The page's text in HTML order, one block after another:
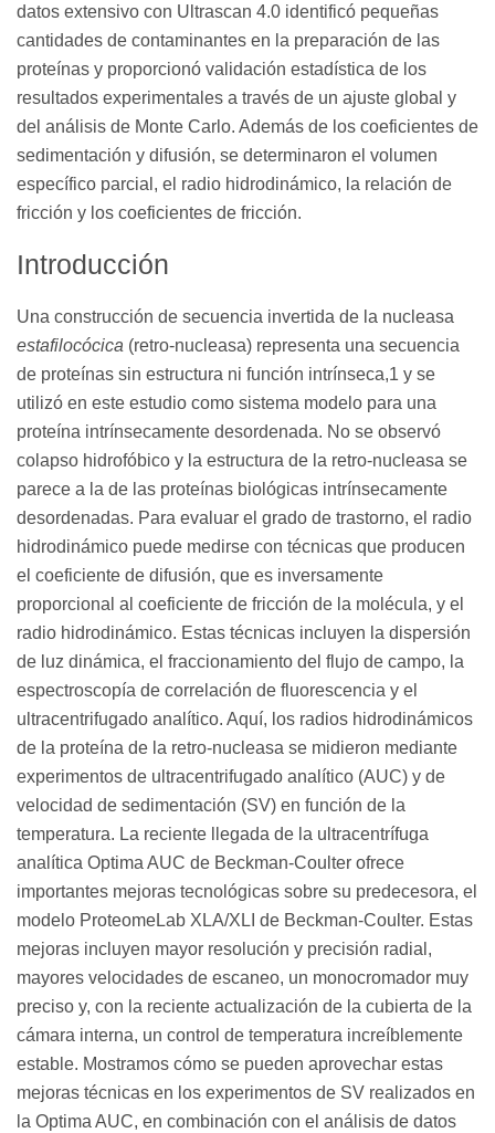
datos extensivo con Ultrascan 4.0 identificó pequeñas
cantidades de contaminantes en la preparación de las
proteínas y proporcionó validación estadística de los
resultados experimentales a través de un ajuste global y
del análisis de Monte Carlo. Además de los coeficientes de
sedimentación y difusión, se determinaron el volumen
específico parcial, el radio hidrodinámico, la relación de
fricción y los coeficientes de fricción.
Introducción
Una construcción de secuencia invertida de la nucleasa
estafilocócica (retro-nucleasa) representa una secuencia
de proteínas sin estructura ni función intrínseca,1 y se
utilizó en este estudio como sistema modelo para una
proteína intrínsecamente desordenada. No se observó
colapso hidrofóbico y la estructura de la retro-nucleasa se
parece a la de las proteínas biológicas intrínsecamente
desordenadas. Para evaluar el grado de trastorno, el radio
hidrodinámico puede medirse con técnicas que producen
el coeficiente de difusión, que es inversamente
proporcional al coeficiente de fricción de la molécula, y el
radio hidrodinámico. Estas técnicas incluyen la dispersión
de luz dinámica, el fraccionamiento del flujo de campo, la
espectroscopía de correlación de fluorescencia y el
ultracentrifugado analítico. Aquí, los radios hidrodinámicos
de la proteína de la retro-nucleasa se midieron mediante
experimentos de ultracentrifugado analítico (AUC) y de
velocidad de sedimentación (SV) en función de la
temperatura. La reciente llegada de la ultracentrífuga
analítica Optima AUC de Beckman-Coulter ofrece
importantes mejoras tecnológicas sobre su predecesora, el
modelo ProteomeLab XLA/XLI de Beckman-Coulter. Estas
mejoras incluyen mayor resolución y precisión radial,
mayores velocidades de escaneo, un monocromador muy
preciso y, con la reciente actualización de la cubierta de la
cámara interna, un control de temperatura increíblemente
estable. Mostramos cómo se pueden aprovechar estas
mejoras técnicas en los experimentos de SV realizados en
la Optima AUC, en combinación con el análisis de datos